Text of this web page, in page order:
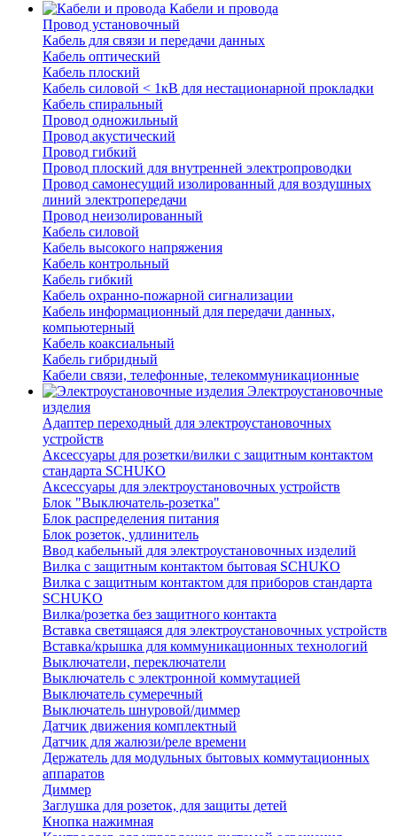
Кабели и провода
Провод установочный
Кабель для связи и передачи данных
Кабель оптический
Кабель плоский
Кабель силовой < 1кВ для нестационарной прокладки
Кабель спиральный
Провод одножильный
Провод акустический
Провод гибкий
Провод плоский для внутренней электропроводки
Провод самонесущий изолированный для воздушных
линий электропередачи
Провод неизолированный
Кабель силовой
Кабель высокого напряжения
Кабель контрольный
Кабель гибкий
Кабель охранно-пожарной сигнализации
Кабель информационный для передачи данных,
компьютерный
Кабель коаксиальный
Кабель гибридный
Кабели связи, телефонные, телекоммуникационные
Электроустановочные
изделия
Адаптер переходный для электроустановочных
устройств
Аксессуары для розетки/вилки с защитным контактом
стандарта SCHUKO
Аксессуары для электроустановочных устройств
Блок "Выключатель-розетка"
Блок распределения питания
Блок розеток, удлинитель
Ввод кабельный для электроустановочных изделий
Вилка с защитным контактом бытовая SCHUKO
Вилка с защитным контактом для приборов стандарта
SCHUKO
Вилка/розетка без защитного контакта
Вставка светящаяся для электроустановочных устройств
Вставка/крышка для коммуникационных технологий
Выключатели, переключатели
Выключатель с электронной коммутацией
Выключатель сумеречный
Выключатель шнуровой/диммер
Датчик движения комплектный
Датчик для жалюзи/реле времени
Держатель для модульных бытовых коммутационных
аппаратов
Диммер
Заглушка для розеток, для защиты детей
Кнопка нажимная